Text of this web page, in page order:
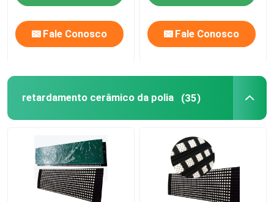
Fale Conosco Fale Conosco
retardamento cerâmico da polia (35)